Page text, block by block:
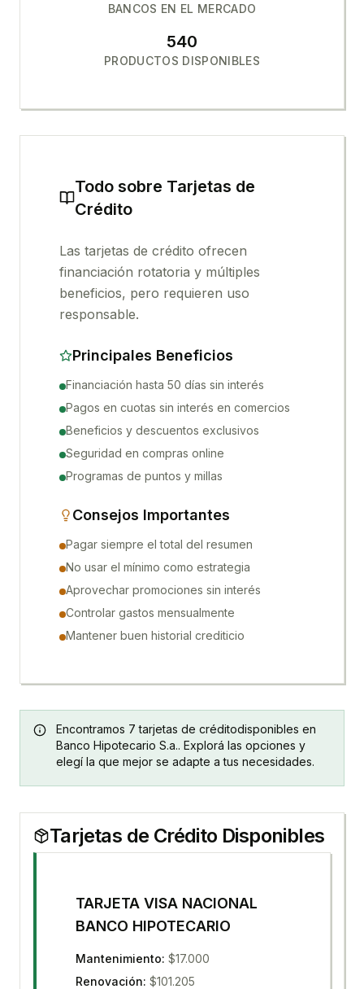
BANCOS EN EL MERCADO
540
PRODUCTOS DISPONIBLES
Todo sobre Tarjetas de
Crédito
Las tarjetas de crédito ofrecen
financiación rotatoria y múltiples
beneficios, pero requieren uso
responsable.
Principales Beneficios
Financiación hasta 50 días sin interés
Pagos en cuotas sin interés en comercios
Beneficios y descuentos exclusivos
Seguridad en compras online
Programas de puntos y millas
Consejos Importantes
Pagar siempre el total del resumen
No usar el mínimo como estrategia
Aprovechar promociones sin interés
Controlar gastos mensualmente
Mantener buen historial crediticio
Encontramos 7 tarjetas de créditodisponibles en
Banco Hipotecario S.a.. Explorá las opciones y
elegí la que mejor se adapte a tus necesidades.
Tarjetas de Crédito Disponibles
TARJETA VISA NACIONAL
BANCO HIPOTECARIO
Mantenimiento: $17.000
Renovación: $101.205